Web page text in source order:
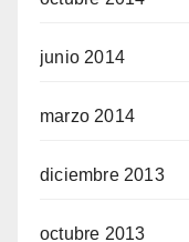
junio 2014
marzo 2014
diciembre 2013
octubre 2013